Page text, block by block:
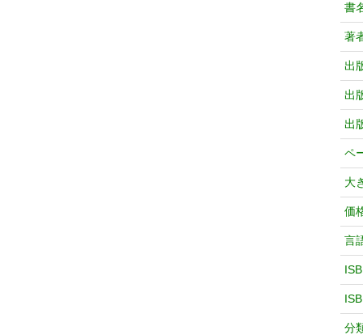
書
著
出
出
出
ペ
大
価
言
分